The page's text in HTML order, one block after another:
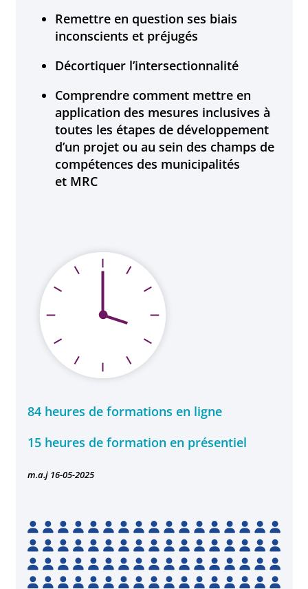
Remettre en question ses biais
inconscients et préjugés
Décortiquer l’intersectionnalité
Comprendre comment mettre en
application des mesures inclusives à
toutes les étapes de développement
d’un projet ou au sein des champs de
compétences des municipalités
et MRC
84 heures de formations en ligne
15 heures de formation en présentiel
m.a.j 16-05-2025